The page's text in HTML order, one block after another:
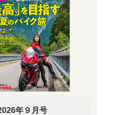
用いたペアスロープのAirTagケー
年９月号